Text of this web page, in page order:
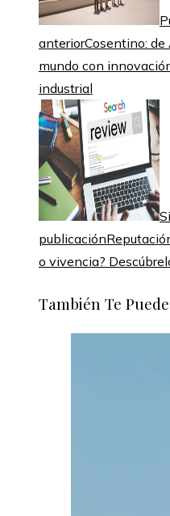
anteriorCosentino: de
mundo con
industrial
publicación
o vivencia?
También Te